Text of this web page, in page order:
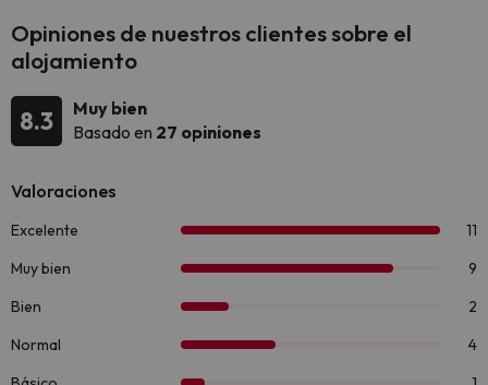
Opiniones de nuestros clientes sobre el
alojamiento
8.3
Muy bien
Basado en 27 opiniones